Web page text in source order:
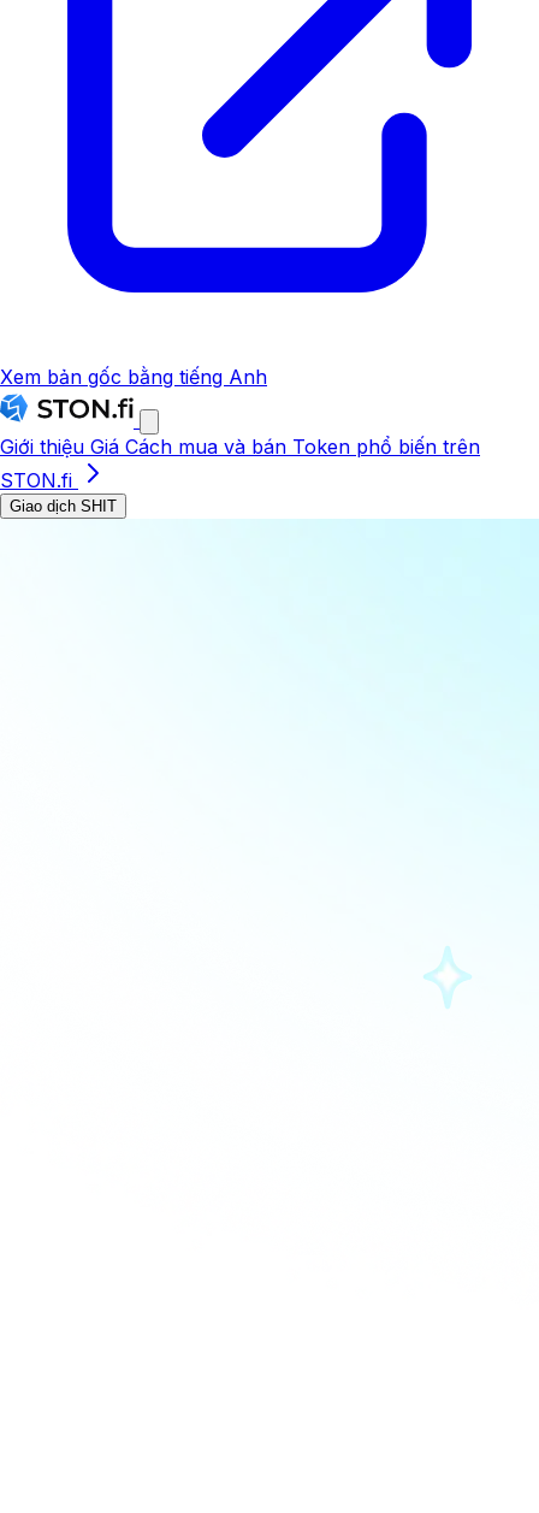
Xem bản gốc bằng tiếng Anh
Giới thiệu Giá Cách mua và bán Token phổ biến trên
STON.fi
Giao dịch SHIT